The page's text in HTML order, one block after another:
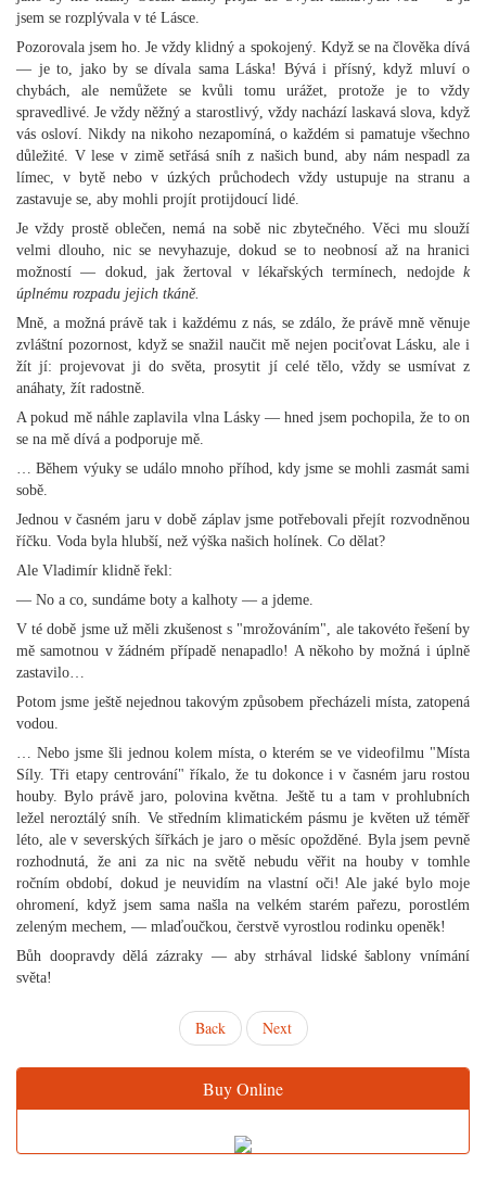
jsem se rozplývala v té Lásce.
Pozorovala jsem ho. Je vždy klidný a spokojený. Když se na člověka dívá
— je to, jako by se dívala sama Láska! Bývá i přísný, když mluví o
chybách, ale nemůžete se kvůli tomu urážet, protože je to vždy
spravedlivé. Je vždy něžný a starostlivý, vždy nachází laskavá slova, když
vás osloví. Nikdy na nikoho nezapomíná, o každém si pamatuje všechno
důležité. V lese v zimě setřásá sníh z našich bund, aby nám nespadl za
límec, v bytě nebo v úzkých průchodech vždy ustupuje na stranu a
zastavuje se, aby mohli projít protijdoucí lidé.
Je vždy prostě oblečen, nemá na sobě nic zbytečného. Věci mu slouží
velmi dlouho, nic se nevyhazuje, dokud se to neobnosí až na hranici
možností — dokud, jak žertoval v lékařských termínech, nedojde k
úplnému rozpadu jejich tkáně.
Mně, a možná právě tak i každému z nás, se zdálo, že právě mně věnuje
zvláštní pozornost, když se snažil naučit mě nejen pociťovat Lásku, ale i
žít jí: projevovat ji do světa, prosytit jí celé tělo, vždy se usmívat z
anáhaty, žít radostně.
A pokud mě náhle zaplavila vlna Lásky — hned jsem pochopila, že to on
se na mě dívá a podporuje mě.
… Během výuky se událo mnoho příhod, kdy jsme se mohli zasmát sami
sobě.
Jednou v časném jaru v době záplav jsme potřebovali přejít rozvodněnou
říčku. Voda byla hlubší, než výška našich holínek. Co dělat?
Ale Vladimír klidně řekl:
— No a co, sundáme boty a kalhoty — a jdeme.
V té době jsme už měli zkušenost s "mrožováním", ale takovéto řešení by
mě samotnou v žádném případě nenapadlo! A někoho by možná i úplně
zastavilo…
Potom jsme ještě nejednou takovým způsobem přecházeli místa, zatopená
vodou.
… Nebo jsme šli jednou kolem místa, o kterém se ve videofilmu "Místa
Síly. Tři etapy centrování" říkalo, že tu dokonce i v časném jaru rostou
houby. Bylo právě jaro, polovina května. Ještě tu a tam v prohlubních
ležel neroztálý sníh. Ve středním klimatickém pásmu je květen už téměř
léto, ale v severských šířkách je jaro o měsíc opožděné. Byla jsem pevně
rozhodnutá, že ani za nic na světě nebudu věřit na houby v tomhle
ročním období, dokud je neuvidím na vlastní oči! Ale jaké bylo moje
ohromení, když jsem sama našla na velkém starém pařezu, porostlém
zeleným mechem, — mlaďoučkou, čerstvě vyrostlou rodinku openěk!
Bůh doopravdy dělá zázraky — aby strhával lidské šablony vnímání
světa!
Back Next
Buy Online